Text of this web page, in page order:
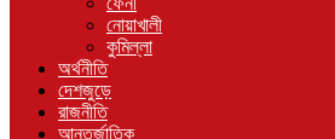
নোয়াখালী
কুমিল্লা
অর্থনীতি
দেশজুড়ে
রাজনীতি
আন্তর্জাতিক